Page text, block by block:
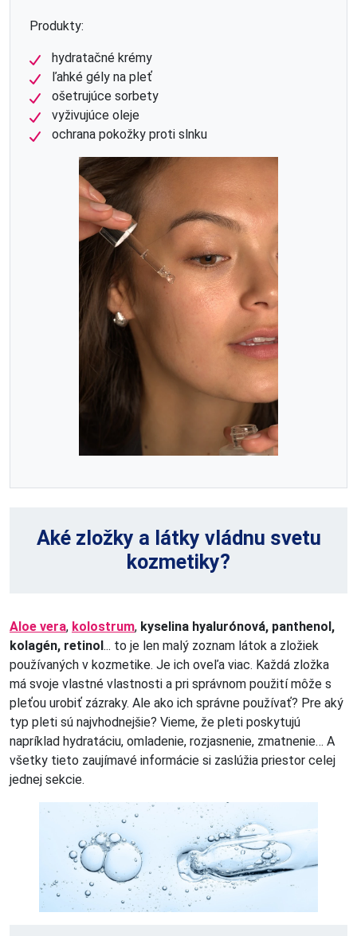
Produkty:
hydratačné krémy
ľahké gély na pleť
ošetrujúce sorbety
vyživujúce oleje
ochrana pokožky proti slnku
Aké zložky a látky vládnu svetu
kozmetiky?
Aloe vera, kolostrum, kyselina hyalurónová, panthenol,
kolagén, retinol... to je len malý zoznam látok a zložiek
používaných v kozmetike. Je ich oveľa viac. Každá zložka
má svoje vlastné vlastnosti a pri správnom použití môže s
pleťou urobiť zázraky. Ale ako ich správne používať? Pre aký
typ pleti sú najvhodnejšie? Vieme, že pleti poskytujú
napríklad hydratáciu, omladenie, rozjasnenie, zmatnenie… A
všetky tieto zaujímavé informácie si zaslúžia priestor celej
jednej sekcie.